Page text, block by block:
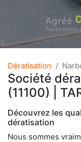
Dératisation
Société
(11100) |
Découvrez les
dératisation
Nous sommes